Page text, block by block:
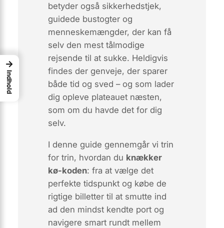
betyder også sikkerhedstjek,
guidede bustogter og
menneskemængder, der kan få
selv den mest tålmodige
rejsende til at sukke. Heldigvis
findes der genveje, der sparer
både tid og sved – og som lader
dig opleve plateauet næsten,
som om du havde det for dig
selv.
I denne guide gennemgår vi trin
for trin, hvordan du knækker
kø-koden: fra at vælge det
perfekte tidspunkt og købe de
rigtige billetter til at smutte ind
ad den mindst kendte port og
navigere smart rundt mellem
→
Indhold